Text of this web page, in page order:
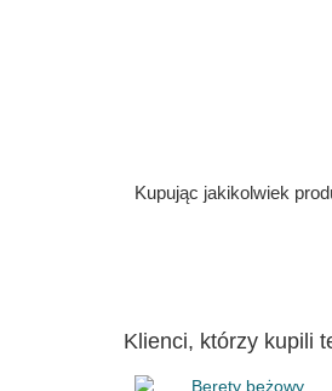
Kupując jakikolwiek
Klienci, którzy kupili